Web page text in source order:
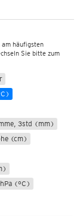
am häufigsten
Sie bitte zum
3std (mm)
(cm)
(°C)